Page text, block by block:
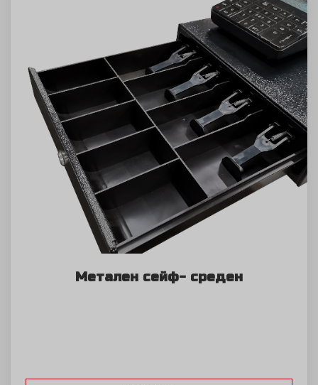
Метален сейф- среден